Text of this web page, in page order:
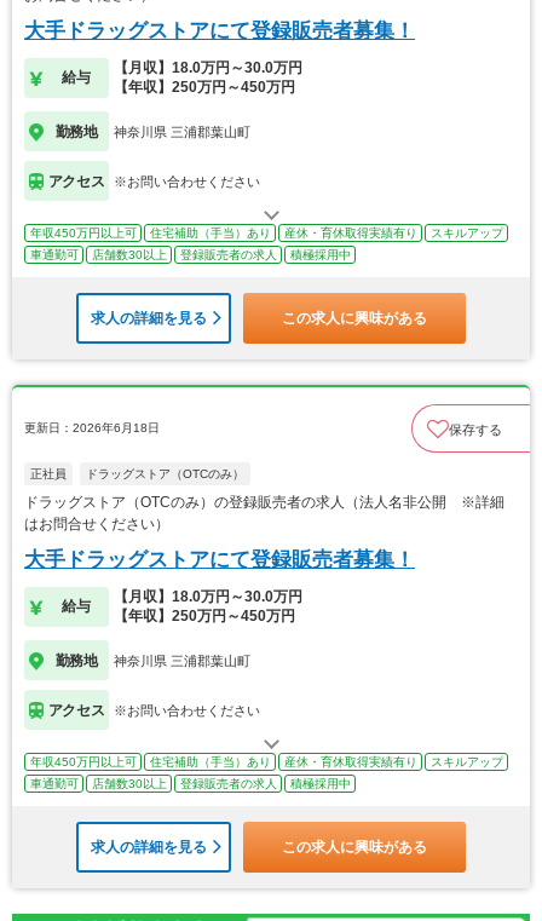
大手ドラッグストアにて登録販売者募集！
給与
【月収】18.0万円～30.0万円
【年収】250万円～450万円
勤務地 神奈川県 三浦郡葉山町
アクセス ※お問い合わせください
年収450万円以上可 住宅補助（手当）あり 産休・育休取得実績有り
スキルアップ
車通勤可
店舗数30以上 登録販売者の求人 積極採用中
求人の詳細を見る この求人に興味がある
更新日：2026年6月18日 保存する
正社員 ドラッグストア（OTCのみ）
ドラッグストア（OTCのみ）の登録販売者の求人（法人名非公開 ※詳細
はお問合せください）
大手ドラッグストアにて登録販売者募集！
給与
【月収】18.0万円～30.0万円
【年収】250万円～450万円
勤務地 神奈川県 三浦郡葉山町
アクセス ※お問い合わせください
年収450万円以上可 住宅補助（手当）あり 産休・育休取得実績有り
スキルアップ
車通勤可
店舗数30以上 登録販売者の求人 積極採用中
求人の詳細を見る この求人に興味がある